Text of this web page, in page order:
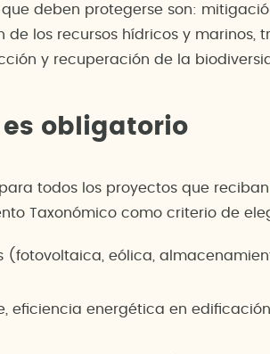
que deben protegerse son:
de los recursos hídricos y
y recuperación de la
es obligatorio
todos los proyectos que
Taxonómico como criterio de
(fotovoltaica, eólica,
eficiencia energética en